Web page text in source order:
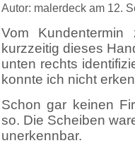
Autor: malerdeck am 12.
Vom
kurzzeitig dieses
unten rechts
konnte ich nicht
Schon gar keinen
so. Die Scheiben
unerkennbar.